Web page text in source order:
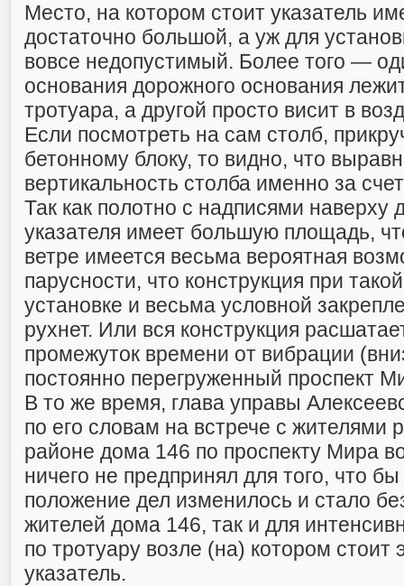
Место, на котором стоит указатель
достаточно большой, а уж для
вовсе недопустимый. Более того —
основания дорожного основания
тротуара, а другой просто висит в
Если посмотреть на сам столб,
бетонному блоку, то видно, что
вертикальность столба именно за
Так как полотно с надписями наверху
указателя имеет большую площадь,
ветре имеется весьма вероятная
парусности, что конструкция при
установке и весьма условной
рухнет. Или вся конструкция
промежуток времени от вибрации
постоянно перегруженный проспект
В то же время, глава управы
по его словам на встрече с жителями
районе дома 146 по проспекту Мира
ничего не предпринял для того, что
положение дел изменилось и стало
жителей дома 146, так и для
по тротуару возле (на) котором стоит
указатель.